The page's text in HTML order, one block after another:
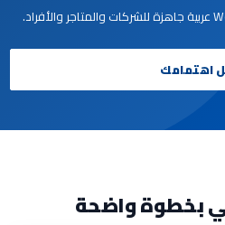
اهتمامك
بخطوة واضحة